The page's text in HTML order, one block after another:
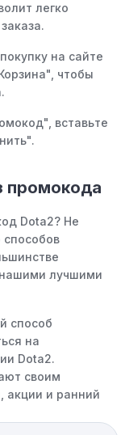
легко
на сайте
чтобы
вставьте
промокода
Dota2? Не
способов
нашими лучшими
способ
на
Dota2.
своим
акции и ранний